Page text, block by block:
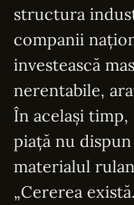
structura
companii
investească
nerentabile,
În același
piață nu
materialul
„Cererea